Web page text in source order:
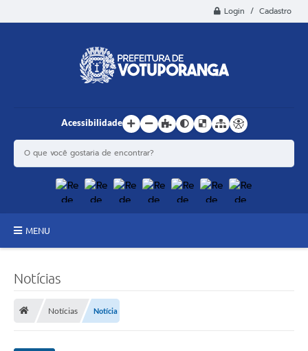
Login / Cadastro
Acessibilidade
MENU
A História
Notícias
Notícias Notícia